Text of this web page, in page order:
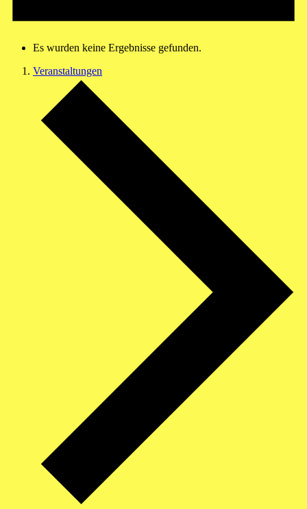
Es wurden keine Ergebnisse gefunden.
Veranstaltungen